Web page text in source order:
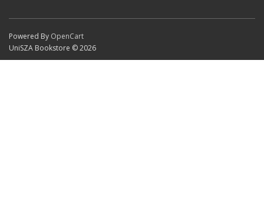
Powered By OpenCart
UniSZA Bookstore © 2026